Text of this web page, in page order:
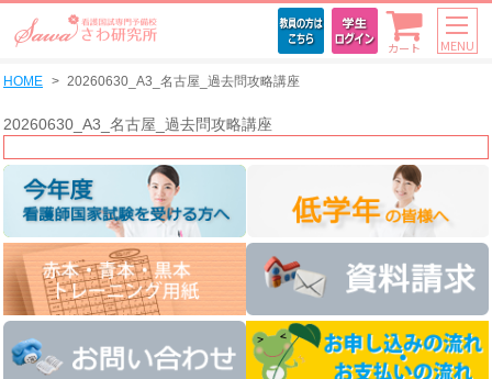
カート MENU
HOME 20260630_A3_名古屋_過去問攻略講座
20260630_A3_名古屋_過去問攻略講座